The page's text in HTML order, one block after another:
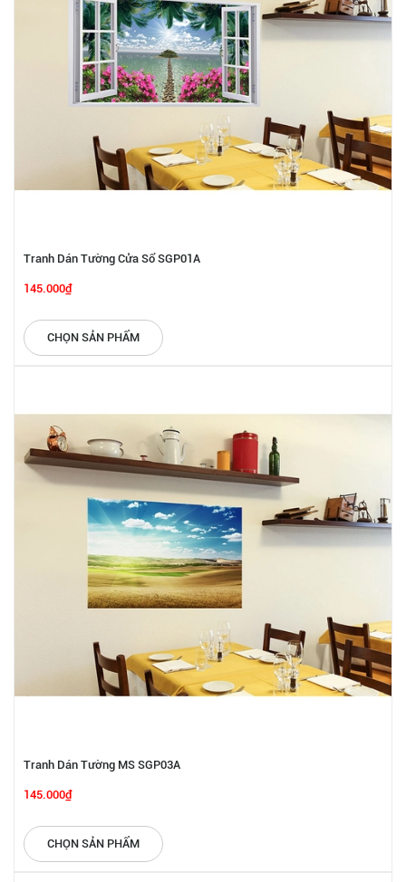
Tranh Dán Tường Cửa Sổ SGP01A
145.000₫
CHỌN SẢN PHẨM
Tranh Dán Tường MS SGP03A
145.000₫
CHỌN SẢN PHẨM